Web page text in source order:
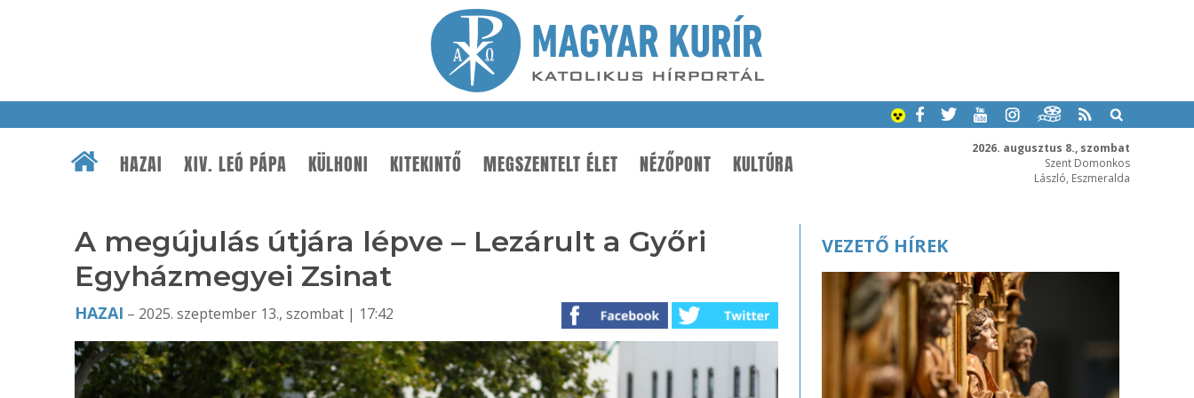
2026. augusztus 8., szombat
Szent Domonkos
László, Eszmeralda
HAZAI XIV. LEÓ PÁPA KÜLHONI KITEKINTŐ MEGSZENTELT ÉLET NÉZŐPONT KULTÚRA
A megújulás útjára lépve – Lezárult a Győri
Egyházmegyei Zsinat
HAZAI – 2025. szeptember 13., szombat | 17:42
VEZETŐ HÍREK